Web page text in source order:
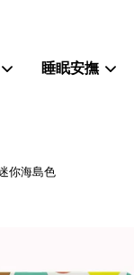
睡眠安撫
你海島色您的購